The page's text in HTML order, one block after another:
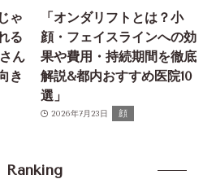
ゃ
る
ん
き
「オンダリフトとは？小
顔・フェイスラインへの効
果や費用・持続期間を徹底
解説&都内おすすめ医院10
選」
2026年7月23日 顔
Ranking